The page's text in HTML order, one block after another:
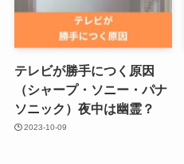
テレビが勝手につく原因
（シャープ・ソニー・パナ
ソニック）夜中は幽霊？
2023-10-09